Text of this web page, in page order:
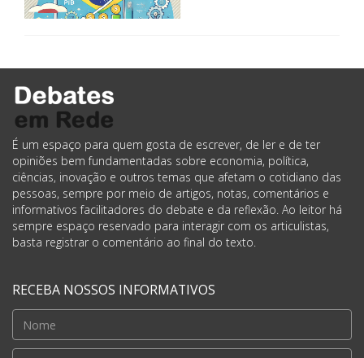
É um espaço para quem gosta de escrever, de ler e de ter
opiniões bem fundamentadas sobre economia, política,
ciências, inovação e outros temas que afetam o cotidiano das
pessoas, sempre por meio de artigos, notas, comentários e
informativos facilitadores do debate e da reflexão. Ao leitor há
sempre espaço reservado para interagir com os articulistas,
basta registrar o comentário ao final do texto.
RECEBA NOSSOS INFORMATIVOS